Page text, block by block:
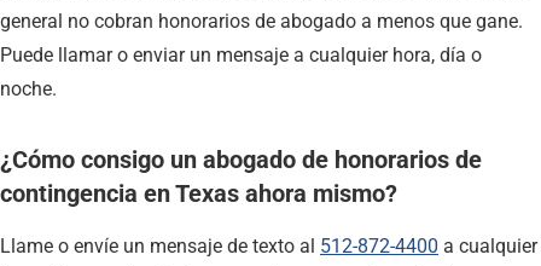
general no cobran honorarios de abogado a menos que gane.
Puede llamar o enviar un mensaje a cualquier hora, día o
noche.
¿Cómo consigo un abogado de honorarios de
contingencia en Texas ahora mismo?
Llame o envíe un mensaje de texto al 512-872-4400 a cualquier